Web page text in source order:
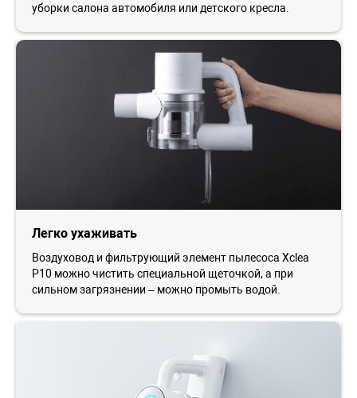
уборки салона автомобиля или детского кресла.
Легко ухаживать
Воздуховод и фильтрующий элемент пылесоса Xclea
P10 можно чистить специальной щеточкой, а при
сильном загрязнении – можно промыть водой.